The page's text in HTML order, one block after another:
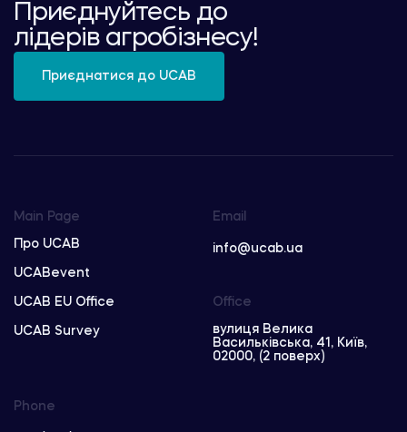
Приєднуйтесь до
лідерів агробізнесу!
Приєднатися до UCAB
Main Page
Про UCAB
UCABevent
UCAB EU Office
UCAB Survey
Email
info@ucab.ua
Phone
Office
вулиця Велика
Васильківська, 41, Київ,
02000, (2 поверх)